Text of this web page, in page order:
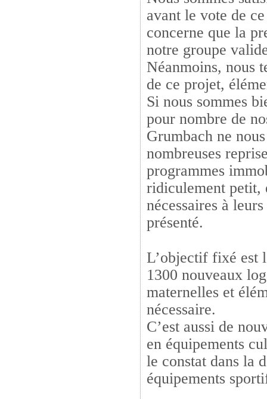
avant le vote de
concerne que la
notre groupe
Néanmoins, nous
de ce projet,
Si nous sommes
pour nombre de
Grumbach ne
nombreuses
programmes
ridiculement petit,
nécessaires à
présenté.
L’objectif fixé est
1300 nouveaux
maternelles et
nécessaire.
C’est aussi de
en équipements
le constat dans la
équipements